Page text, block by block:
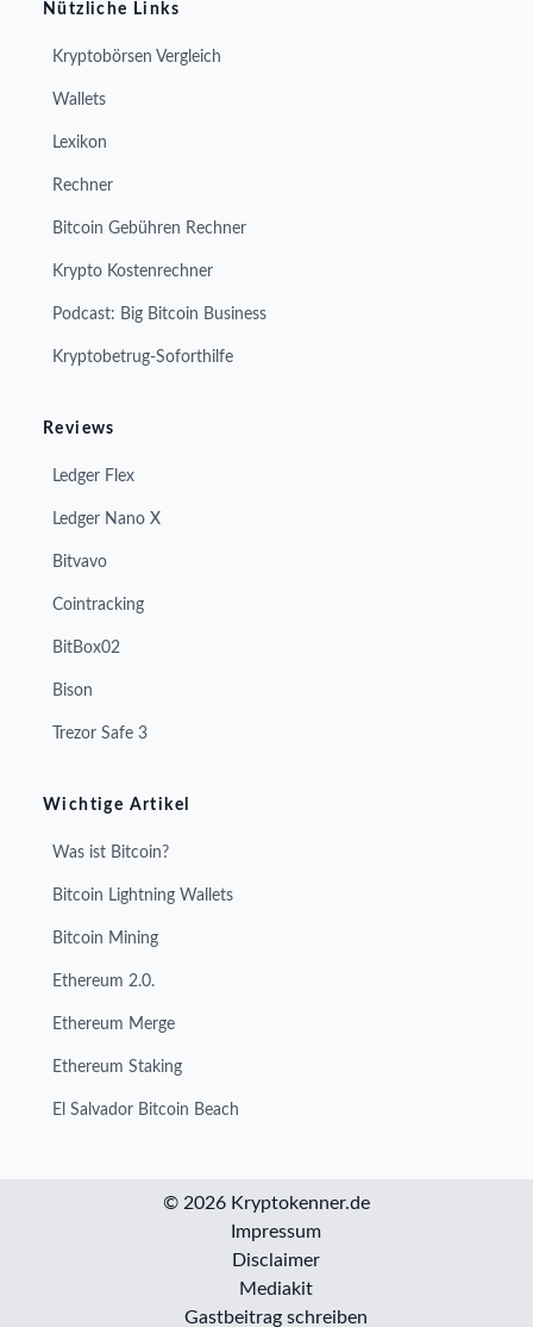
Nützliche Links
Kryptobörsen Vergleich
Wallets
Lexikon
Rechner
Bitcoin Gebühren Rechner
Krypto Kostenrechner
Podcast: Big Bitcoin Business
Kryptobetrug-Soforthilfe
Reviews
Ledger Flex
Ledger Nano X
Bitvavo
Cointracking
BitBox02
Bison
Trezor Safe 3
Wichtige Artikel
Was ist Bitcoin?
Bitcoin Lightning Wallets
Bitcoin Mining
Ethereum 2.0.
Ethereum Merge
Ethereum Staking
El Salvador Bitcoin Beach
© 2026 Kryptokenner.de
Impressum
Disclaimer
Mediakit
Gastbeitrag schreiben